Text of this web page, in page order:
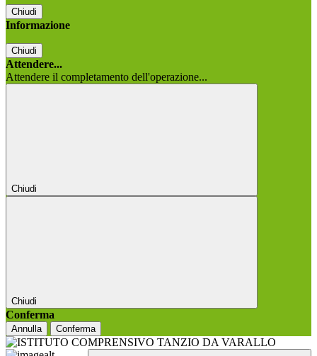
Chiudi
Informazione
Chiudi
Attendere...
Attendere il completamento dell'operazione...
Chiudi
Chiudi
Conferma
Annulla Conferma